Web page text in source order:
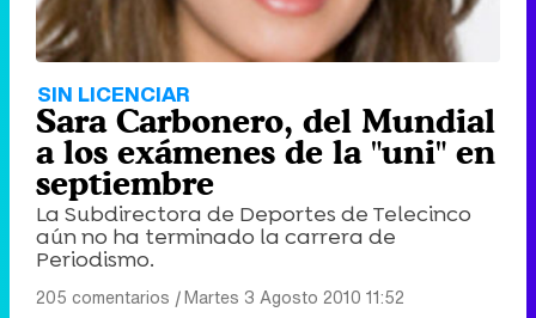
SIN LICENCIAR
Sara Carbonero, del Mundial
a los exámenes de la "uni" en
septiembre
La Subdirectora de Deportes de Telecinco
aún no ha terminado la carrera de
Periodismo.
205 comentarios |Martes 3 Agosto 2010 11:52